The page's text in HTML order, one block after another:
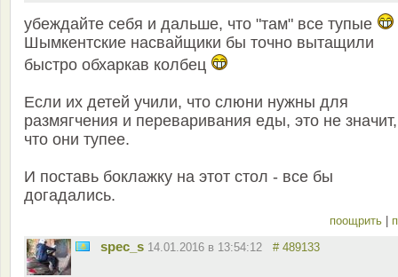
убеждайте себя и дальше, что "там" все тупые
Шымкентские насвайщики бы точно вытащили
быстро обхаркав колбец
Если их детей учили, что слюни нужны для
размягчения и переваривания еды, это не значит,
что они тупее.
И поставь боклажку на этот стол - все бы
догадались.
поощрить
spec_s 14.01.2016 в 13:54:12 # 489133